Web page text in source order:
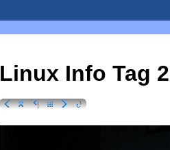
Linux Info Tag